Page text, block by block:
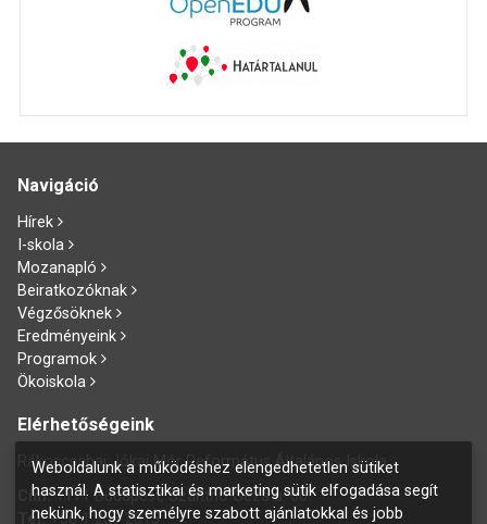
Navigáció
Hírek
I-skola
Mozanapló
Beiratkozóknak
Végzősöknek
Eredményeink
Programok
Ökoiskola
Elérhetőségeink
Rákoscsabai Jókai Mór Református Általános Iskola
Cím:1171 Budapest, Szánthó Géza u. 60.
Tel: +36 1 258 2015
Weboldalunk a működéshez elengedhetetlen sütiket
használ. A statisztikai és marketing sütik elfogadása segít
nekünk, hogy személyre szabott ajánlatokkal és jobb